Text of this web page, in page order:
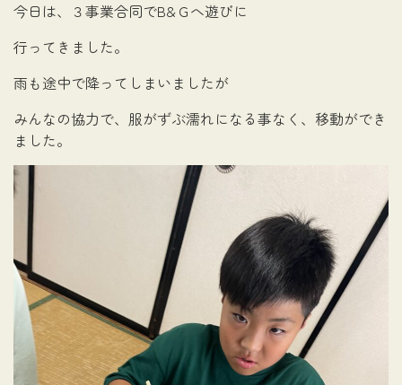
今日は、３事業合同でB&Ｇへ遊びに
行ってきました。
雨も途中で降ってしまいましたが
みんなの協力で、服がずぶ濡れになる事なく、移動ができ
ました。